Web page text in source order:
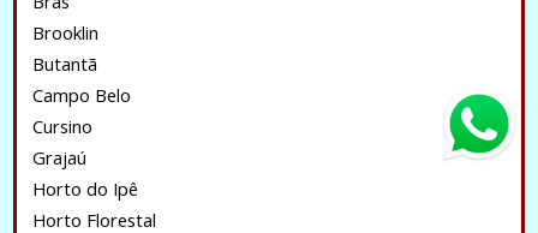
Brooklin
Butantã
Campo Belo
Cursino
Grajaú
Horto do Ipê
Horto Florestal